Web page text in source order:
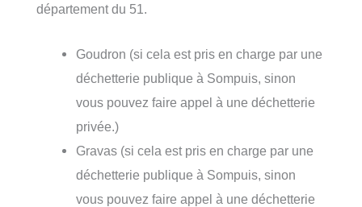
département du 51.
Goudron (si cela est pris en charge par une
déchetterie publique à Sompuis, sinon
vous pouvez faire appel à une déchetterie
privée.)
Gravas (si cela est pris en charge par une
déchetterie publique à Sompuis, sinon
vous pouvez faire appel à une déchetterie